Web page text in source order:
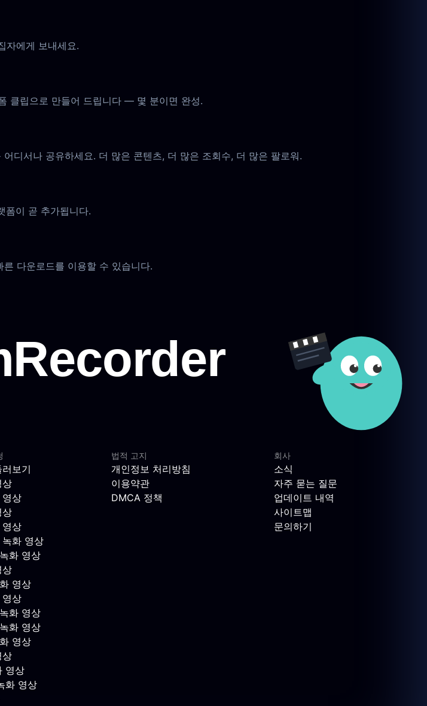
자에게 보내세요.
클립으로 만들어 드립니다 — 몇 분이면 완성.
디서나 공유하세요. 더 많은 콘텐츠, 더 많은 조회수, 더 많은 팔로워.
폼이 곧 추가됩니다.
다운로드를 이용할 수 있습니다.
보기
상
영상
상
영상
화 영상
화 영상
상
영상
영상
화 영상
화 영상
영상
상
영상
화 영상
법적 고지
개인정보 처리방침
이용약관
DMCA 정책
회사
소식
자주 묻는 질문
업데이트 내역
사이트맵
문의하기